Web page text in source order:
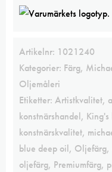
Artikelnr: 1021240
Kategorier: Färg,
Oljemåleri
Etiketter: Artistkvalitet,
konstnärshandel,
konstnärskvalitet,
blue deep oil, Oljefärg,
oljefärg, Premiumfärg,